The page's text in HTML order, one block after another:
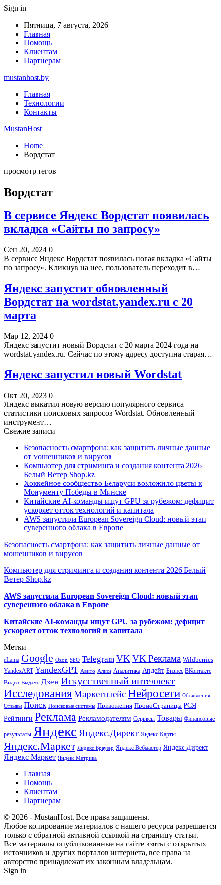
Sign in
Пятница, 7 августа, 2026
Главная
Помощь
Клиентам
Партнерам
mustanhost.by
Главная
Технологии
Контакты
MustanHost
Home
Вордстат
просмотр тегов
Вордстат
В сервисе Яндекс Вордстат появилась
вкладка «Сайты по запросу»
Сен 20, 2024 0
В сервисе Яндекс Вордстат появилась новая вкладка «Сайты
по запросу». Кликнув на нее, пользователь переходит в…
Яндекс запустит обновленный
Вордстат на wordstat.yandex.ru с 20
марта
Мар 12, 2024 0
Яндекс запустит новый Вордстат с 20 марта 2024 года на
wordstat.yandex.ru. Сейчас по этому адресу доступна старая…
Яндекс запустил новый Wordstat
Окт 20, 2023 0
Яндекс выкатил новую версию популярного сервиса
статистики поисковых запросов Wordstat. Обновленный
инструмент…
Свежие записи
Безопасность смартфона: как защитить личные данные
от мошенников и вирусов
Компьютер для стриминга и создания контента 2026
Белый Ветер Shop.kz
Хоккейное сообщество Беларуси возложило цветы к
Монументу Победы в Минске
Китайские AI-команды ищут GPU за рубежом: дефицит
ускоряет отток технологий и капитала
AWS запустила European Sovereign Cloud: новый этап
суверенного облака в Европе
Безопасность смартфона: как защитить личные данные от
мошенников и вирусов
Компьютер для стриминга и создания контента 2026 Белый
Ветер Shop.kz
AWS запустила European Sovereign Cloud: новый этап
суверенного облака в Европе
Китайские AI-команды ищут GPU за рубежом: дефицит
ускоряет отток технологий и капитала
Метки
eLama Google Ozon SEO Telegram VKVK Реклама Wildberries
YandexART YandexGPT Авито Алиса Аналитика Апдейт Бизнес ВКонтакте
Видео Выдача Дзен Искусственный интеллект
Исследования МаркетплейсНейросети Объявления
Отзывы Поиск Поисковые системы Приложения ПромоСтраницы РСЯ
Рейтинги Реклама Рекламодателям Сервисы Товары Финансовые
результаты Яндекс Яндекс.Директ Яндекс.Карты
Яндекс.Маркет Яндекс Браузер Яндекс Вебмастер Яндекс Директ
Яндекс Маркет Яндекс Метрика
Главная
Помощь
Клиентам
Партнерам
© 2026 - MustanHost. Все права защищены.
Любое копирование материалов с нашего ресурса разрешается
только с обратной активной ссылкой на страницу статьи.
Все материалы опубликованные на сайте взяты с открытых
источников и других порталов интернета, все права на
авторство принадлежат их законным владельцам.
Sign in